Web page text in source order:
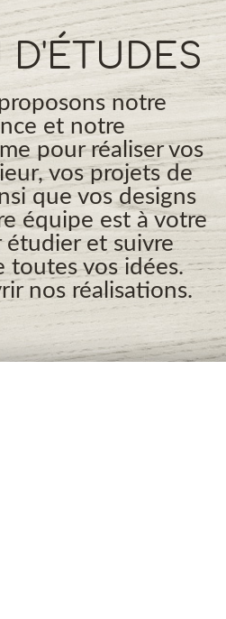
D'ÉTUDES
notre
et notre
pour réaliser vos
vos projets de
que vos designs
équipe est à votre
étudier et suivre
toutes vos idées.
nos réalisations.